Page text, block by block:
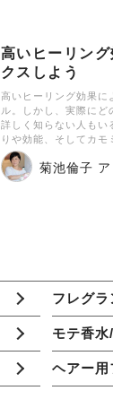
高いヒーリン
クスしよう
高いヒーリング効果に
ル。しかし、実際に
詳しく知らない人もい
りや効能、そしてカ
菊池倫子 ア
フレグラ
モテ香
ヘアー用